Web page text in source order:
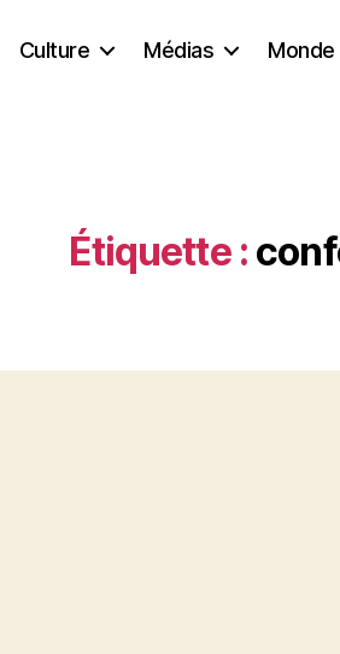
Culture Médias Monde
Étiquette :